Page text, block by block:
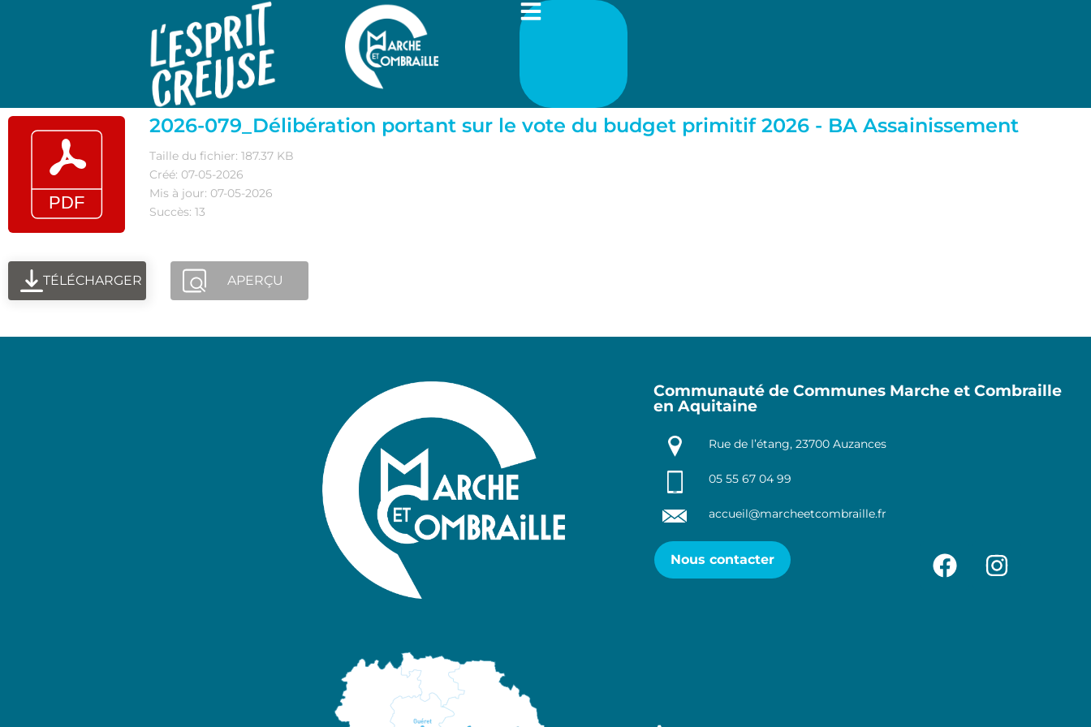
2026-079_Délibération portant sur le vote du budget primitif 2026 - BA Assainissement
Taille du fichier: 187.37 KB
Créé: 07-05-2026
Mis à jour: 07-05-2026
Succès: 13
TÉLÉCHARGER APERÇU
Communauté de Communes Marche et Combraille
en Aquitaine
Rue de l’étang, 23700 Auzances
05 55 67 04 99
accueil@marcheetcombraille.fr
Nous contacter